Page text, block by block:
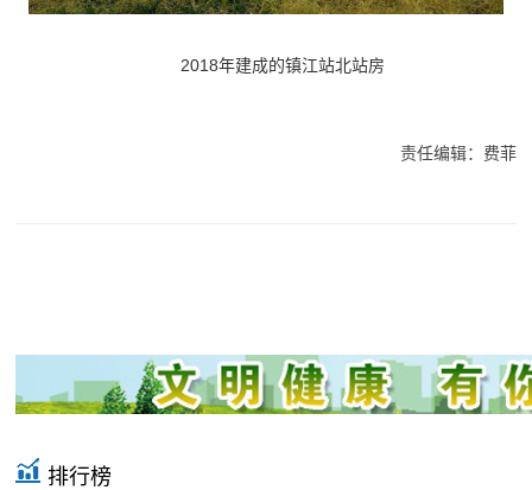
2018年建成的镇江站北站房
责任编辑：费菲
排行榜